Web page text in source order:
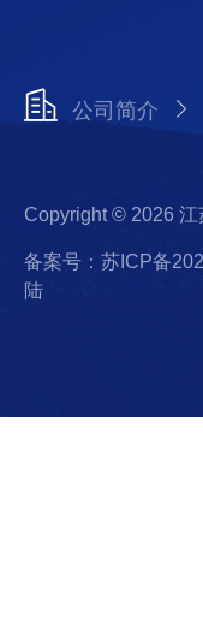
公司简介
Copyright © 2026
备案号：苏ICP备
陆